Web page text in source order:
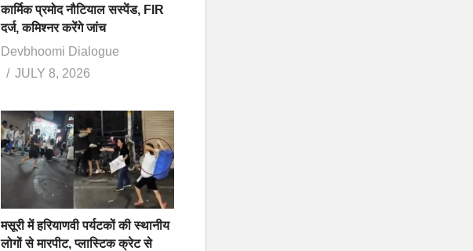
कार्मिक प्रमोद नौटियाल सस्पेंड, FIR
दर्ज, कमिश्नर करेंगे जांच
Devbhoomi Dialogue
JULY 8, 2026
मसूरी में हरियाणवी पर्यटकों की स्थानीय
लोगों से मारपीट, प्लास्टिक क्रेट से